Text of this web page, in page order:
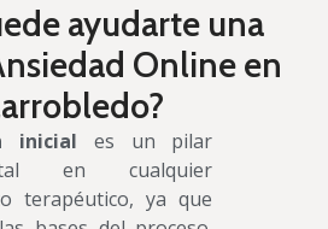
ayudarte una
Online en
inicial es un pilar
en cualquier
terapéutico, ya que